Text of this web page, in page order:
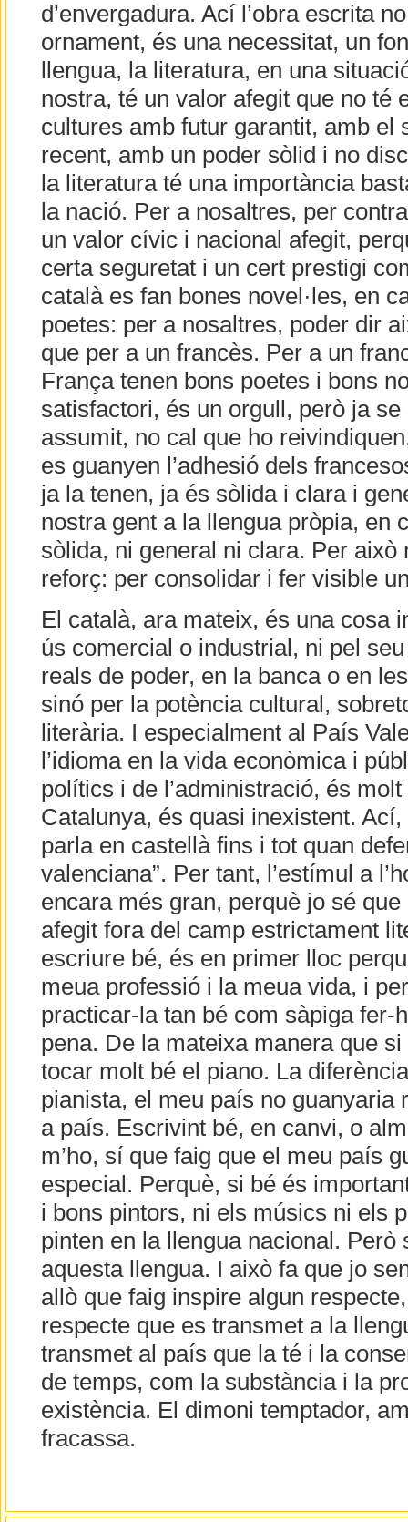
d’envergadura. Ací l’obra escrita
ornament, és una necessitat, un
llengua, la literatura, en una
nostra, té un valor afegit que no té
cultures amb futur garantit, amb el
recent, amb un poder sòlid i no
la literatura té una importància
la nació. Per a nosaltres, per
un valor cívic i nacional afegit,
certa seguretat i un cert prestigi
català es fan bones novel·les, en
poetes: per a nosaltres, poder dir
que per a un francès. Per a un
França tenen bons poetes i bons
satisfactori, és un orgull, però ja
assumit, no cal que ho
es guanyen l’adhesió dels
ja la tenen, ja és sòlida i clara i
nostra gent a la llengua pròpia, en
sòlida, ni general ni clara. Per això
reforç: per consolidar i fer visible
El català, ara mateix, és una cosa
ús comercial o industrial, ni pel
reals de poder, en la banca o en
sinó per la potència cultural,
literària. I especialment al País
l’idioma en la vida econòmica i
polítics i de l’administració, és
Catalunya, és quasi inexistent.
parla en castellà fins i tot quan
valenciana”. Per tant, l’estímul a
encara més gran, perquè jo sé
afegit fora del camp estrictament
escriure bé, és en primer lloc
meua professió i la meua vida, i
practicar-la tan bé com sàpiga fer-
pena. De la mateixa manera que
tocar molt bé el piano. La
pianista, el meu país no guanyaria
a país. Escrivint bé, en canvi, o
m’ho, sí que faig que el meu país
especial. Perquè, si bé és
i bons pintors, ni els músics ni els
pinten en la llengua nacional. Però
aquesta llengua. I això fa que jo
allò que faig inspire algun
respecte que es transmet a la
transmet al país que la té i la
de temps, com la substància i la
existència. El dimoni temptador,
fracassa.